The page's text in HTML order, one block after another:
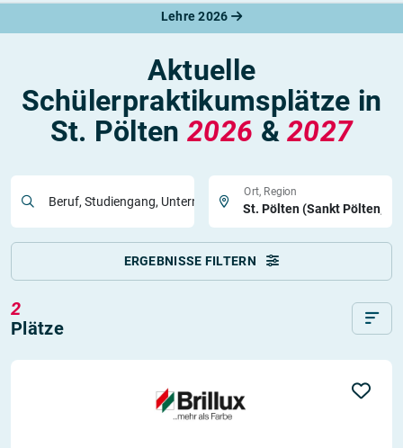
Lehre 2026
Aktuelle
Schülerpraktikumsplätze in
St. Pölten 2026 &2027
Beruf, Studiengang, Unternehmen
Ort, Region
ERGEBNISSE FILTERN
2
Plätze